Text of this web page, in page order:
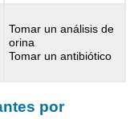
Tomar un análisis de
orina
Tomar un antibiótico
por